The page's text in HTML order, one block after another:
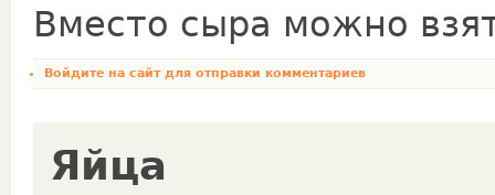
Вместо сыра можно
Войдите на сайтдля отправки комментариев
Яйца